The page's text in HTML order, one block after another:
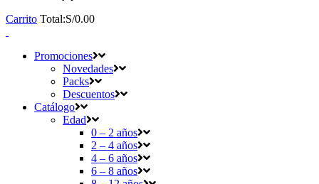
Carrito Total:S/0.00
Promociones
Novedades
Packs
Descuentos
Catálogo
Edad
0 – 2 años
2 – 4 años
4 – 6 años
6 – 8 años